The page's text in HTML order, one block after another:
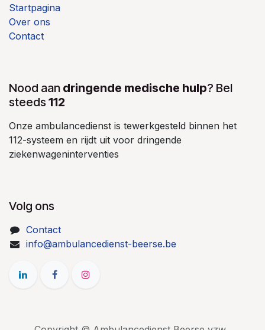
Startpagina
Over ons
Contact
Nood aan dringende medische hulp? Bel
steeds 112
Onze ambulancedienst is tewerkgesteld binnen het
112-systeem en rijdt uit voor dringende
ziekenwageninterventies
Volg ons
Contact
info@ambulancedienst-beerse.be